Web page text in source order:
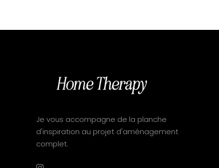
Je vous accompagne de la planche
d'inspiration au projet d'aménagement
complet.